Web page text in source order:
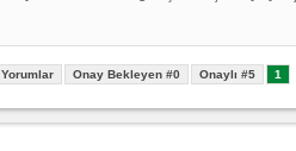
Yorumlar Onay Bekleyen #0 Onaylı #5 1